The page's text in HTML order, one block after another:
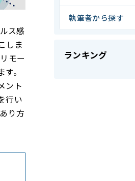
ス感
しま
モー
。
ント
行い
り方
執筆者から探す
ランキング